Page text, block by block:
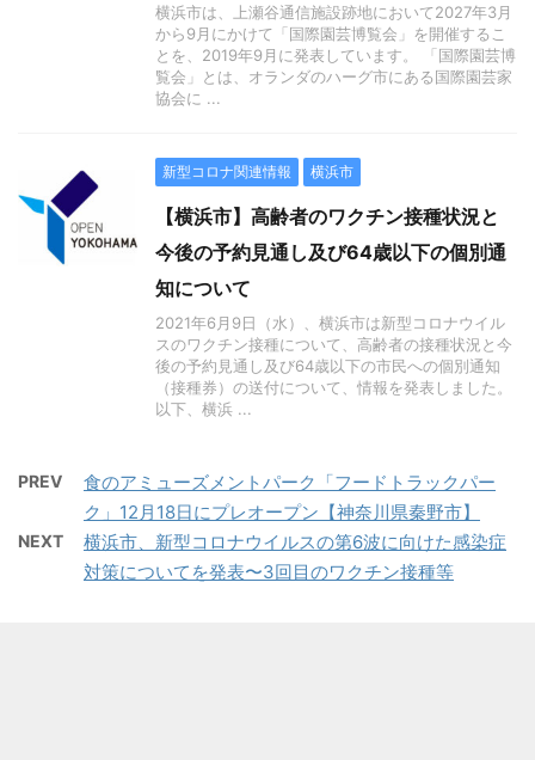
横浜市は、上瀬谷通信施設跡地において2027年3月
から9月にかけて「国際園芸博覧会」を開催するこ
とを、2019年9月に発表しています。 「国際園芸博
覧会」とは、オランダのハーグ市にある国際園芸家
協会に ...
新型コロナ関連情報 横浜市
【横浜市】⾼齢者のワクチン接種状況と
今後の予約⾒通し及び64歳以下の個別通
知について
2021年6月9日（水）、横浜市は新型コロナウイル
スのワクチン接種について、⾼齢者の接種状況と今
後の予約⾒通し及び64歳以下の市⺠への個別通知
（接種券）の送付について、情報を発表しました。
以下、横浜 ...
PREV
食のアミューズメントパーク「フードトラックパー
ク」12月18日にプレオープン【神奈川県秦野市】
NEXT
横浜市、新型コロナウイルスの第6波に向けた感染症
対策についてを発表〜3回目のワクチン接種等